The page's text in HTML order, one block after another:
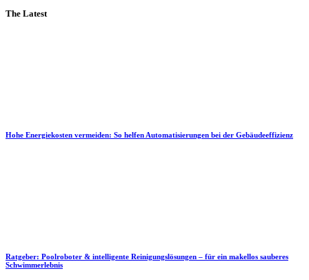
The Latest
Hohe Energiekosten vermeiden: So helfen Automatisierungen bei der Gebäudeeffizienz
Ratgeber: Poolroboter & intelligente Reinigungslösungen – für ein makellos sauberes
Schwimmerlebnis